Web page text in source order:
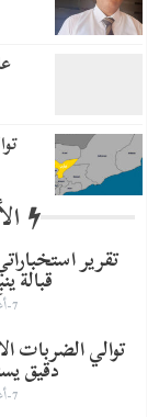
تقرير
قبالة
7-أغسطس- 2026
توالي
دقيق
7-أغسطس- 2026